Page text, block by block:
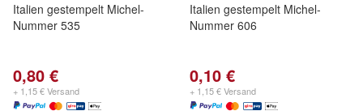
Italien gestempelt Michel-
Nummer 535
0,80 €
+ 1,15 € Versand
Italien gestempelt Michel-
Nummer 606
0,10 €
+ 1,15 € Versand